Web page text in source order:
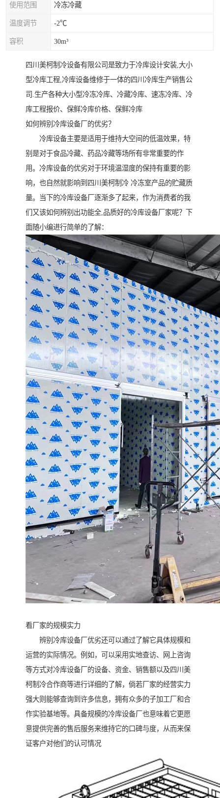
使用范围 冷冻冷藏
温度调节 -2℃
容积 30m³
四川美柯制冷设备有限公司是致力于冷库设计安装,大小
型冷库工程,冷库设备维修于一体的四川冷库生产销售公
司.生产各种大小型冷冻冷库、冷藏冷库、速冻冷库、冷
库工程报价、保鲜冷库价格、保鲜冷库
如何辨别冷库设备厂的优劣？
冷库设备主要是适用于维持大空间的低温效果，特
别是对于食品冷藏、药品冷藏等场所有非常重要的作
用。冷库设备的优劣对于环境温湿度的保持有重要的影
响，也自然就影响到四川美柯制冷 冷冻室产品的贮藏质
量。当下的冷库设备厂逐渐多了起来，作为消费者的我
们又该如何辨别出功能全,品质好的冷库设备厂家呢？下
面随小编进行简单的了解：
看厂家的规模实力
辨别冷库设备厂优劣还可以通过了解它具体规模和
运营的实际情况。例如，可以采用实地查访、网上咨询
等方式对冷库设备厂的设备、资金、销售额以及四川美
柯制冷合作商等进行详细的了解，倘若厂家的经营实力
强大则能够查询到许多信息，拥有众多的子加工厂和合
作实验基地等。具备规模的冷库设备厂也意味着它更愿
意提供完善的售后服务来维持它的口碑与度，从而来保
证客户对他们的认可情况